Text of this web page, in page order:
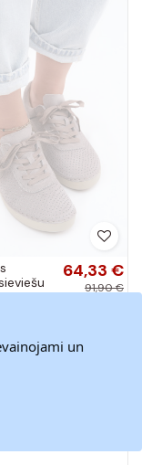
64,33 €
91,90 €
un